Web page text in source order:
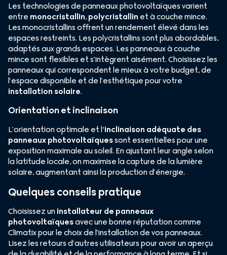
Les technologies de panneaux photovoltaïques varient
entre monocristallin,polycristallin et à couche mince.
Les monocristallins offrent un rendement élevé dans les
espaces restreints. Les polycristallins sont plus abordables,
adaptés aux grands espaces. Les panneaux à couche
mince sont flexibles et s’intègrent aisément. Choisissez les
panneaux qui correspondent le mieux à votre budget, de
l’espace disponible et de l’esthétique pour votre
installation solaire.
Orientation et inclinaison
L’orientation optimale et l‘inclinaison adéquate des
panneaux photovoltaïquessont essentielles pour une
exposition maximale au soleil. En ajustant leur angle selon
la latitude locale, on maximise la capture de la lumière
solaire, augmentant ainsi la production d’énergie.
Quelques conseils pratique
Choisissez uninstallateur de panneaux
photovoltaïquesavec une bonne réputation comme
Climatix pour le choix de l’installation de vos panneaux.
Lisez les retours d’autres utilisateurs pour avoir un aperçu